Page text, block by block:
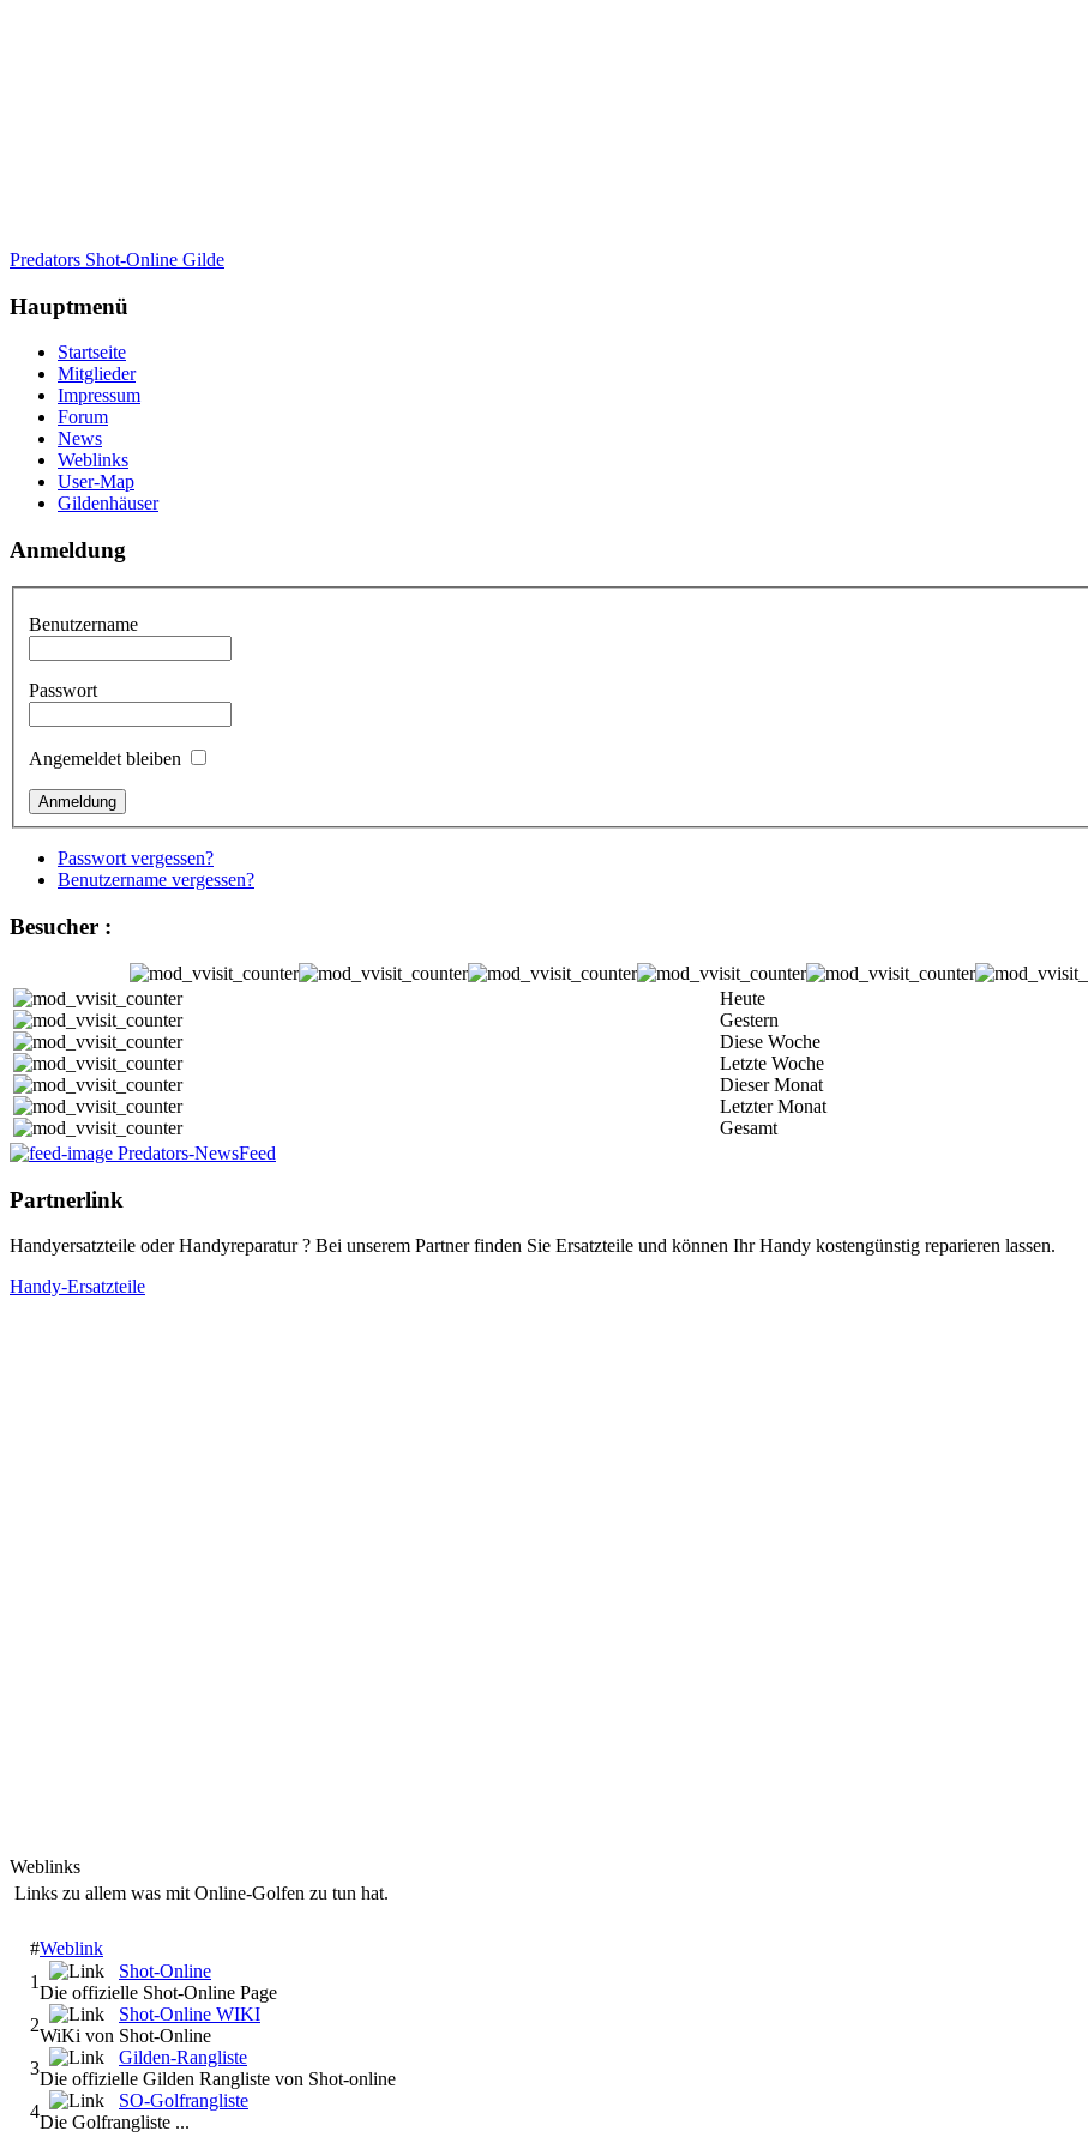
Predators Shot-Online Gilde
Hauptmenü
Startseite
Mitglieder
Impressum
Forum
News
Weblinks
User-Map
Gildenhäuser
Anmeldung
Benutzername
Passwort
Angemeldet bleiben
Passwort vergessen?
Benutzername vergessen?
Besucher :
Heute
Gestern
Diese Woche
Letzte Woche
Dieser Monat
Letzter Monat
Gesamt
Predators-NewsFeed
Partnerlink
Handyersatzteile oder Handyreparatur ? Bei unserem Partner finden Sie Ersatzteile und können Ihr Handy kostengünstig reparieren lassen.
Handy-Ersatzteile
Weblinks
Links zu allem was mit Online-Golfen zu tun hat.
#Weblink
1
Shot-Online
Die offizielle Shot-Online Page
2
Shot-Online WIKI
WiKi von Shot-Online
3
Gilden-Rangliste
Die offizielle Gilden Rangliste von Shot-online
4
SO-Golfrangliste
Die Golfrangliste ...